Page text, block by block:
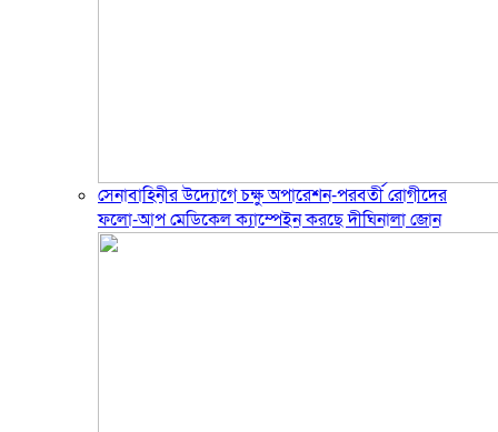
সেনাবাহিনীর উদ্যোগে চক্ষু অপারেশন-পরবর্তী রোগীদের
ফলো-আপ মেডিকেল ক্যাম্পেইন করছে দীঘিনালা জোন